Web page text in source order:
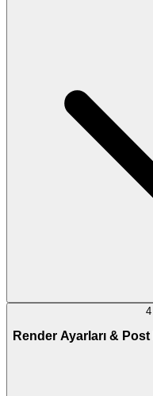
4
Render Ayarları &